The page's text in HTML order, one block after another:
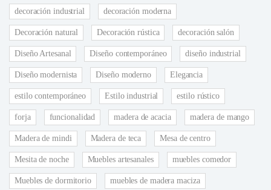
decoración industrial decoración moderna
Decoración natural Decoración rústica decoración salón
Diseño Artesanal Diseño contemporáneo diseño industrial
Diseño modernista Diseño moderno Elegancia
estilo contemporáneo Estilo industrial estilo rústico
forja funcionalidad madera de acacia madera de mango
Madera de mindi Madera de teca Mesa de centro
Mesita de noche Muebles artesanales muebles comedor
Muebles de dormitorio muebles de madera maciza